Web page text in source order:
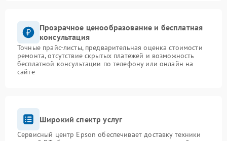
Прозрачное ценообразование и бесплатная
консультация
Точные прайс-листы, предварительная оценка стоимости
ремонта, отсутствие скрытых платежей и возможность
бесплатной консультации по телефону или онлайн на
сайте
Широкий спектр услуг
Сервисный центр Epson обеспечивает доставку техники